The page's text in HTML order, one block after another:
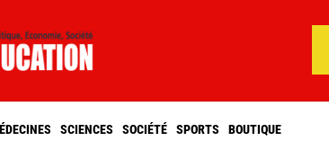
SCIENCES SOCIÉTÉ SPORTS BOUTIQUE